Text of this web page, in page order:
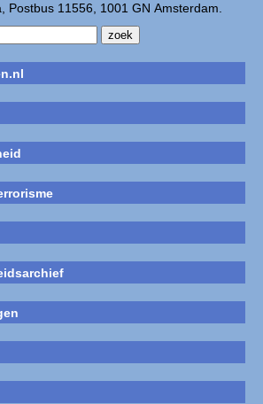
Postbus 11556, 1001 GN Amsterdam.